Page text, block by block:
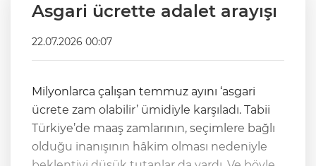
Asgari ücrette adalet arayışı
22.07.2026 00:07
Milyonlarca çalışan temmuz ayını ‘asgari
ücrete zam olabilir’ ümidiyle karşıladı. Tabii
Türkiye’de maaş zamlarının, seçimlere bağlı
olduğu inanışının hâkim olması nedeniyle